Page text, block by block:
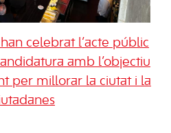
celebrat l’acte públic
amb l’objectiu
per millorar la ciutat i la